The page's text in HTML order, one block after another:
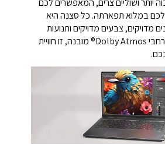
יותר ושוליים צרים, המאפשרים לכם
במלוא תפארתה. כל סצנה היא
מדויקים, צבעים מדויקים ותנועות
זורמות. עם סאונד מרחבי Dolby Atmos® מובנה, זו חוויית